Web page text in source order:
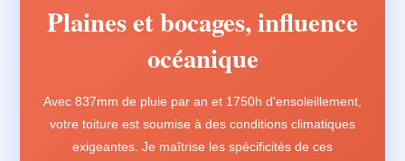
Plaines et bocages, influence
océanique
Avec 837mm de pluie par an et 1750h d'ensoleillement,
votre toiture est soumise à des conditions climatiques
exigeantes. Je maîtrise les spécificités de ces